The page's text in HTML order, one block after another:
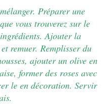
Préparer une
vous trouverez sur le
Ajouterla
remuer. Remplisser du
ajouter un olive en
former des roses avec
le en décoration. Servir